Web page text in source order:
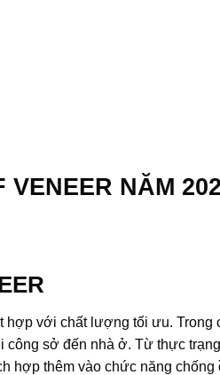
VENEER NĂM
hợp với chất lượng tối ưu. Trong
sở đến nhà ở. Từ thực
hợp thêm vào chức năng chống